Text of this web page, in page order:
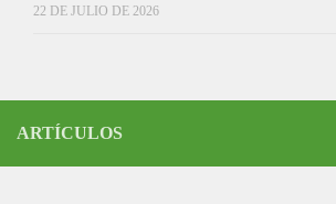
22 DE JULIO DE 2026
ARTÍCULOS